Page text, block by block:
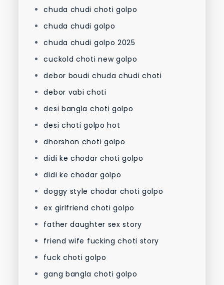
chuda chudi choti golpo
chuda chudi golpo
chuda chudi golpo 2025
cuckold choti new golpo
debor boudi chuda chudi choti
debor vabi choti
desi bangla choti golpo
desi choti golpo hot
dhorshon choti golpo
didi ke chodar choti golpo
didi ke chodar golpo
doggy style chodar choti golpo
ex girlfriend choti golpo
father daughter sex story
friend wife fucking choti story
fuck choti golpo
gang bangla choti golpo